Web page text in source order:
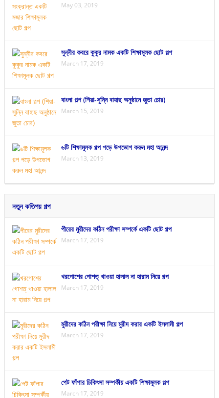
May 03, 2019
সুন্নীর কবরে কুকুর নামক একটি শিক্ষামূলক ছোট গল্প
March 17, 2019
বাংলা গল্প (শিয়া-সুন্নি বাহাছ অনুষ্ঠানে জুতা চোর)
March 15, 2019
৬টি শিক্ষামূলক গল্প পড়ে উপভোগ করুন মহা আনন্দ
March 13, 2019
নতুন কতিপয় গল্প
পীরের মুরীদের কঠিন পরীক্ষা সম্পর্কে একটি ছোট গল্প
March 17, 2019
খরগোশের গোশত্ খাওয়া হালাল না হারাম নিয়ে গল্প
March 17, 2019
মুরীদের কঠিন পরীক্ষা নিয়ে মুরীদ করার একটি ইসলামী গল্প
March 17, 2019
পেট ফাঁপার চিকিৎসা সম্পর্কীয় একটি শিক্ষামূলক গল্প
March 17, 2019